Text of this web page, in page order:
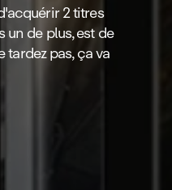
2 titres
de plus, est de
tardez pas, ça va